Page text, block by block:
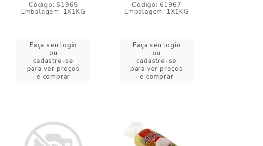
Código: 61965
Embalagem: 1X1KG
Faça seu login
ou
cadastre-se
para ver preços
e comprar
Código: 61967
Embalagem: 1X1KG
Faça seu login
ou
cadastre-se
para ver preços
e comprar